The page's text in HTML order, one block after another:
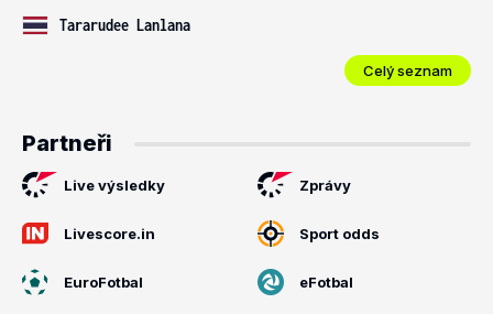
Tararudee Lanlana
Celý seznam
Partneři
Live výsledky Zprávy
Livescore.in Sport odds
EuroFotbal eFotbal